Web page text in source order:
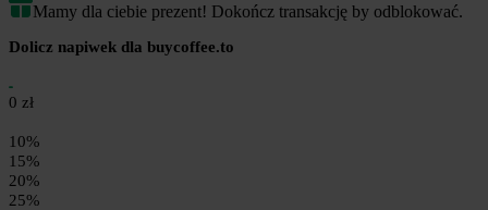
Mamy dla ciebie prezent! Dokończ transakcję by odblokować.
Dolicz napiwek dla buycoffee.to
0 zł
10%
15%
20%
25%